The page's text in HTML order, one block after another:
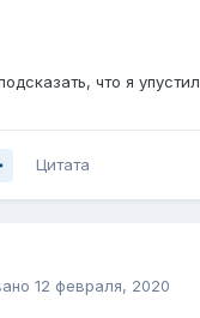
что я упустил
Цитата
12 февраля, 2020